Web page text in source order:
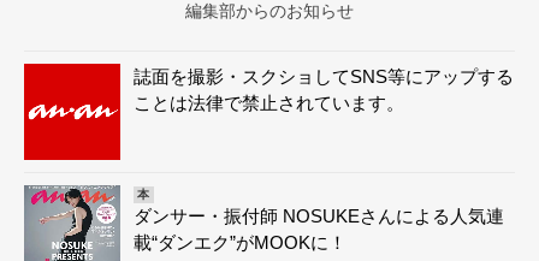
編集部からのお知らせ
誌面を撮影・スクショしてSNS等にアップする
ことは法律で禁止されています。
本
ダンサー・振付師 NOSUKEさんによる人気連
載“ダンエク”がMOOKに！